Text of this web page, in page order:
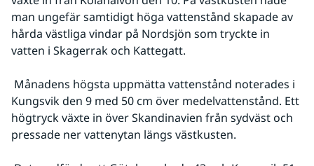
man ungefär samtidigt höga vattenstånd skapade av
hårda västliga vindar på Nordsjön som tryckte in
vatten i Skagerrak och Kattegatt.
Kungsvik den 9 med 50 cm över medelvattenstånd. Ett
högtryck växte in över Skandinavien från sydväst och
pressade ner vattenytan längs västkusten.